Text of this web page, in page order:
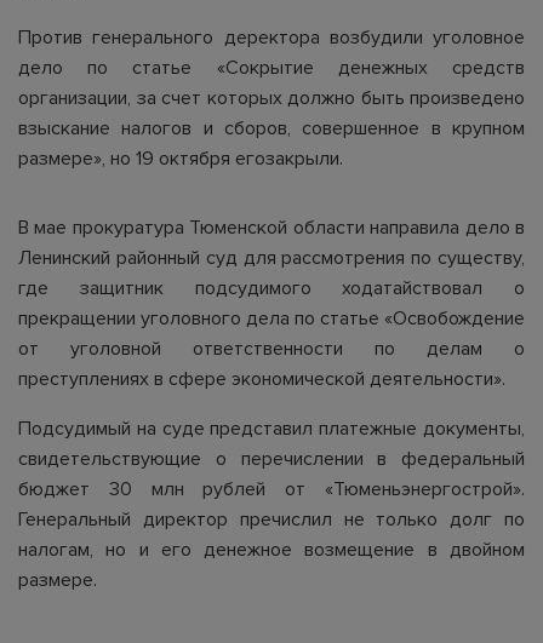
Против генерального деректора возбудили уголовное
дело по статье «Сокрытие денежных средств
организации, за счет которых должно быть произведено
взыскание налогов и сборов, совершенное в крупном
размере», но 19 октября егозакрыли.
В мае прокуратура Тюменской области направила дело в
Ленинский районный суд для рассмотрения по существу,
где защитник подсудимого ходатайствовал о
прекращении уголовного дела по статье «Освобождение
от уголовной ответственности по делам о
преступлениях в сфере экономической деятельности».
Подсудимый на суде представил платежные документы,
свидетельствующие о перечислении в федеральный
бюджет 30 млн рублей от «Тюменьэнергострой».
Генеральный директор пречислил не только долг по
налогам, но и его денежное возмещение в двойном
размере.